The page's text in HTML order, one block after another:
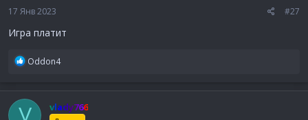
17 Янв 2023 #27
Игра платит
Р
к
ц
Oddon4
V vlady766